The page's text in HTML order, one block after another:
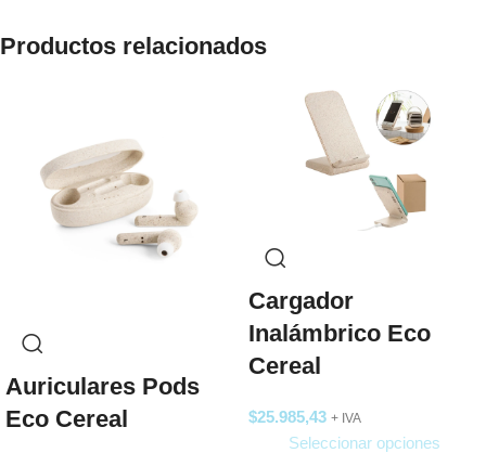
Productos relacionados
Auriculares Pods
Eco Cereal
Cargador
Inalámbrico Eco
Cereal
$25.985,43 + IVA
Seleccionar opciones